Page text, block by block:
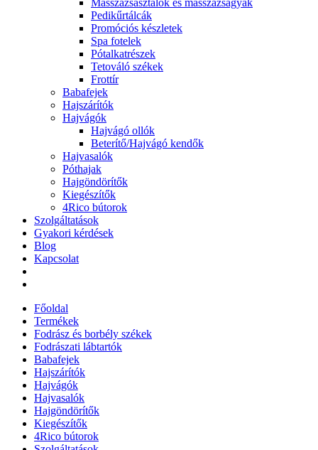
Masszázsasztalok és masszázságyak
Pedikűrtálcák
Promóciós készletek
Spa fotelek
Pótalkatrészek
Tetováló székek
Frottír
Babafejek
Hajszárítók
Hajvágók
Hajvágó ollók
Beterítő/Hajvágó kendők
Hajvasalók
Póthajak
Hajgöndörítők
Kiegészítők
4Rico bútorok
Szolgáltatások
Gyakori kérdések
Blog
Kapcsolat
Főoldal
Termékek
Fodrász és borbély székek
Fodrászati lábtartók
Babafejek
Hajszárítók
Hajvágók
Hajvasalók
Hajgöndörítők
Kiegészítők
4Rico bútorok